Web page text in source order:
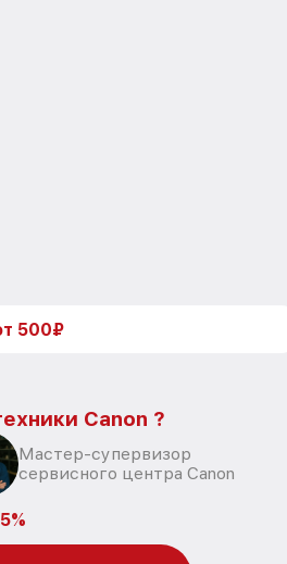
500₽
Canon ?
Мастер-супервизор
сервисного центра Canon